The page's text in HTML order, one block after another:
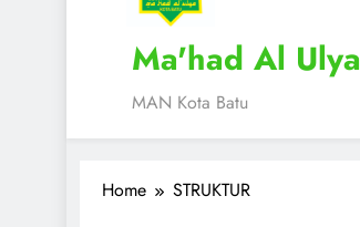
Ma'had Al Ulya
MAN Kota Batu
Home STRUKTUR